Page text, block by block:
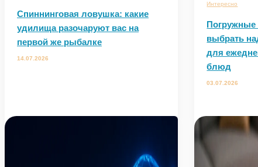
Спиннинговая ловушка: какие
удилища разочаруют вас на
первой же рыбалке
14.07.2026
Интересно
Погружные
выбрать
для
блюд
03.07.2026